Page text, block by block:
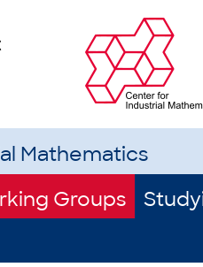
Mathematics
Groups